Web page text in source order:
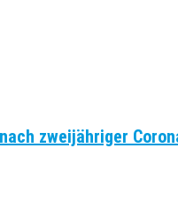
zweijähriger